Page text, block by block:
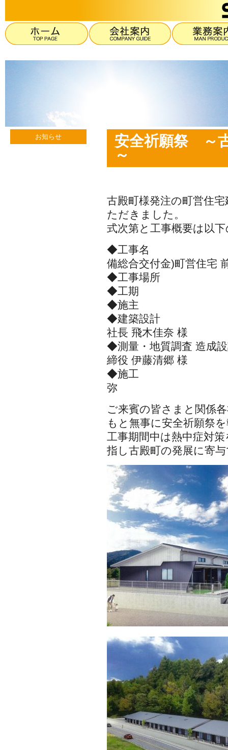
お知らせ
安全祈願祭 ～
～
古殿町様発注の町営住
ただきました。
式次第と工事概要は以
◆工事名 6地工
備総合交付金)町営住宅
◆工事場所 福島
◆工期 令和6年
◆施主 古殿町
◆建築設計 株式
社長 飛木佳奈 様
◆測量・地質調査 造成
締役 伊藤清郷 様
◆施工 三金興
弥
ご来賓の皆さまと関係
もと無事に安全祈願祭
工事期間中は熱中症対
指し古殿町の発展に寄